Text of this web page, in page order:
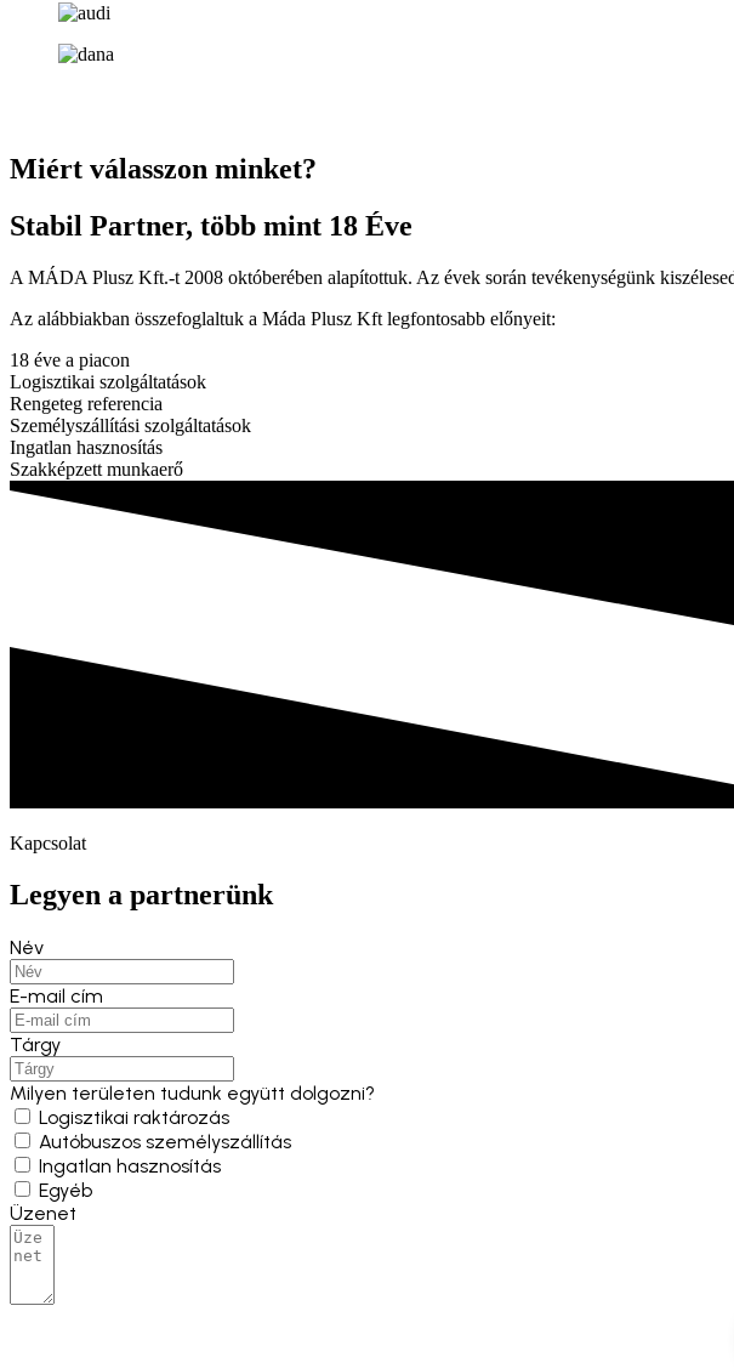
Miért válasszon minket?
Stabil Partner, több mint 18 Éve
A MÁDA Plusz Kft.-t 2008 októberében alapítottuk. Az évek során tevékenységünk
Az alábbiakban összefoglaltuk a Máda Plusz Kft legfontosabb előnyeit:
18 éve a piacon
Logisztikai szolgáltatások
Rengeteg referencia
Személyszállítási szolgáltatások
Ingatlan hasznosítás
Szakképzett munkaerő
Kapcsolat
Legyen a partnerünk
Név
E-mail cím
Tárgy
Milyen területen tudunk együtt dolgozni?
Logisztikai raktározás
Autóbuszos személyszállítás
Ingatlan hasznosítás
Egyéb
Üzenet